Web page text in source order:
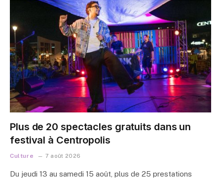
Plus de 20 spectacles gratuits dans un
festival à Centropolis
Culture 7 août 2026
Du jeudi 13 au samedi 15 août, plus de 25 prestations